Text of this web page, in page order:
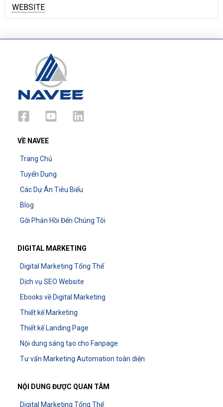
WEBSITE
VỀ NAVEE
Trang Chủ
Tuyển Dụng
Các Dự Án Tiêu Biểu
Blog
Gởi Phản Hồi Đến Chúng Tôi
DIGITAL MARKETING
Digital Marketing Tổng Thể
Dịch vụ SEO Website
Ebooks về Digital Marketing
Thiết kế Marketing
Thiết kế Landing Page
Nội dung sáng tạo cho Fanpage
Tư vấn Marketing Automation toàn diện
NỘI DUNG ĐƯỢC QUAN TÂM
Digital Marketing Tổng Thể